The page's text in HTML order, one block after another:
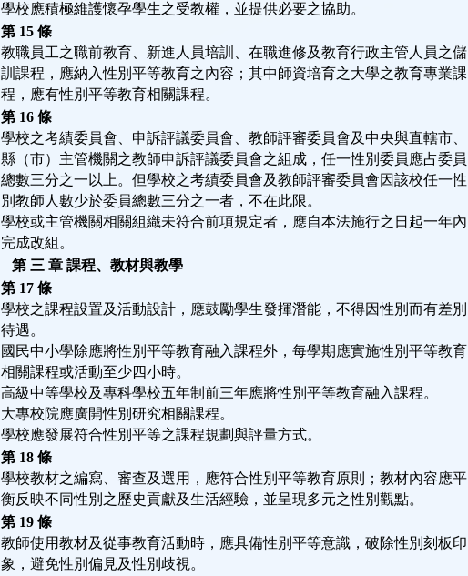
學校應積極維護懷孕學生之受教權，並提供必要之協助。
第 15 條
教職員工之職前教育、新進人員培訓、在職進修及教育行政主管人員之儲
訓課程，應納入性別平等教育之內容；其中師資培育之大學之教育專業課
程，應有性別平等教育相關課程。
第 16 條
學校之考績委員會、申訴評議委員會、教師評審委員會及中央與直轄市、
縣（市）主管機關之教師申訴評議委員會之組成，任一性別委員應占委員
總數三分之一以上。但學校之考績委員會及教師評審委員會因該校任一性
別教師人數少於委員總數三分之一者，不在此限。
學校或主管機關相關組織未符合前項規定者，應自本法施行之日起一年內
完成改組。
第 三 章 課程、教材與教學
第 17 條
學校之課程設置及活動設計，應鼓勵學生發揮潛能，不得因性別而有差別
待遇。
國民中小學除應將性別平等教育融入課程外，每學期應實施性別平等教育
相關課程或活動至少四小時。
高級中等學校及專科學校五年制前三年應將性別平等教育融入課程。
大專校院應廣開性別研究相關課程。
學校應發展符合性別平等之課程規劃與評量方式。
第 18 條
學校教材之編寫、審查及選用，應符合性別平等教育原則；教材內容應平
衡反映不同性別之歷史貢獻及生活經驗，並呈現多元之性別觀點。
第 19 條
教師使用教材及從事教育活動時，應具備性別平等意識，破除性別刻板印
象，避免性別偏見及性別歧視。